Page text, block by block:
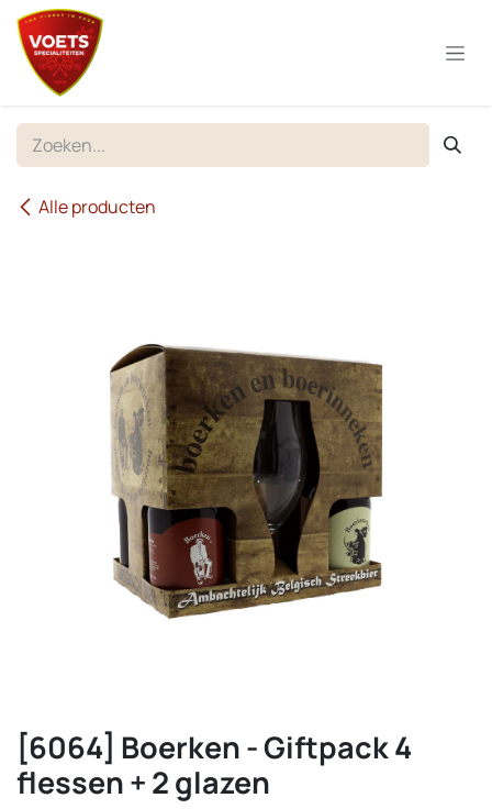
Overslaan naar inhoud
Alle producten
[6064] Boerken - Giftpack 4
flessen + 2 glazen